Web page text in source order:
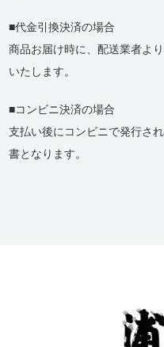
代金引換決済の場合
商品お届け時に、配送業者よ
いたします。
コンビニ決済の場合
支払い後にコンビニで発行さ
書となります。